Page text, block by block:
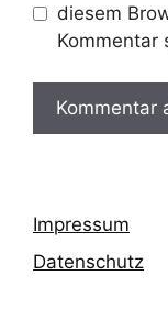
diesem
Kommentar
Impressum
Datenschutz